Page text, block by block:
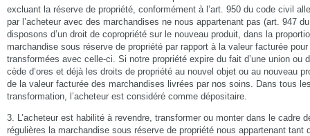
excluant la réserve de propriété, conformément à l’art. 950 du code civil
par l’acheteur avec des marchandises ne nous appartenant pas (art. 947
disposons d’un droit de copropriété sur le nouveau produit, dans la
marchandise sous réserve de propriété par rapport à la valeur facturée
transformées avec celle-ci. Si notre propriété expire du fait d’une union ou
cède d’ores et déjà les droits de propriété au nouvel objet ou au nouveau
de la valeur facturée des marchandises livrées par nos soins. Dans tous
transformation, l’acheteur est considéré comme dépositaire.
3. L’acheteur est habilité à revendre, transformer ou monter dans le cadre
régulières la marchandise sous réserve de propriété nous appartenant tant